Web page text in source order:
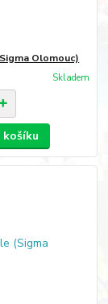
Olomouc)
Skladem